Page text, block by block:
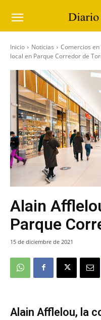
Inicio Noticias Comercios
local en Parque Corredor de
Alain
Parque
15 de diciembre de 2021
Alain Afflelou, la